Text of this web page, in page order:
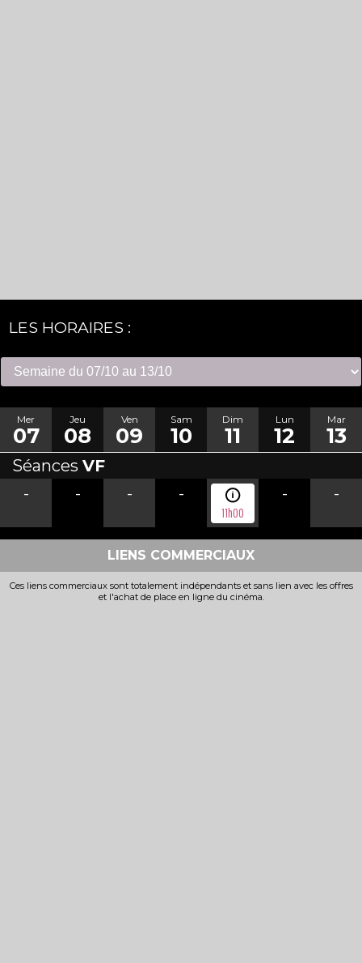
LES HORAIRES :
Mer
07
Jeu
08
Ven
09
Sam
10
Dim
11
Lun
12
Mar
13
Séances VF
-
- - -
11h00
- -
LIENS COMMERCIAUX
Ces liens commerciaux sont totalement indépendants et sans lien avec les offres
et l'achat de place en ligne du cinéma.